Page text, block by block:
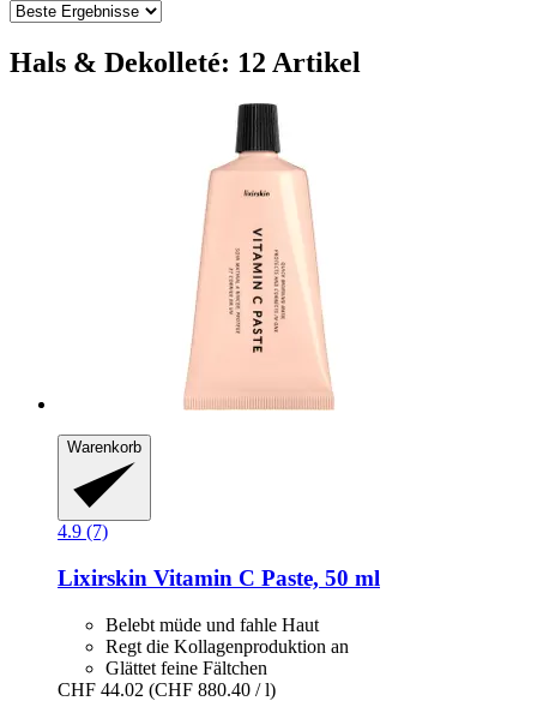
Hals & Dekolleté: 12 Artikel
Warenkorb
4.9 (7)
Lixirskin Vitamin C Paste, 50 ml
Belebt müde und fahle Haut
Regt die Kollagenproduktion an
Glättet feine Fältchen
CHF 44.02 (CHF 880.40 / l)